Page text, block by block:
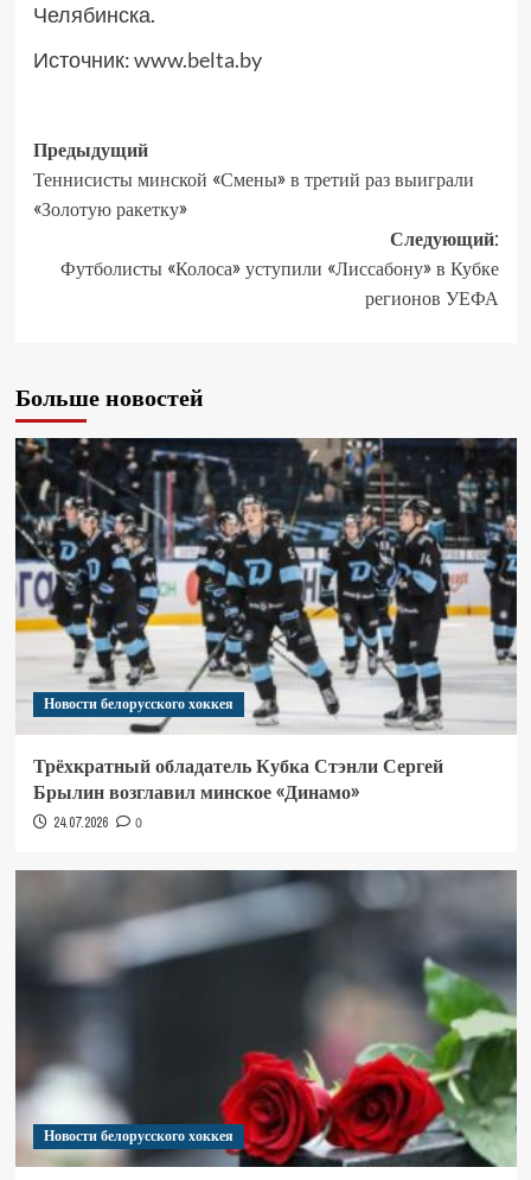
Челябинска.
Источник:www.belta.by
Предыдущий
Теннисисты минской «Смены» в третий раз выиграли
«Золотую ракетку»
Следующий:
Футболисты «Колоса» уступили «Лиссабону» в Кубке
регионов УЕФА
Больше новостей
Новости белорусского хоккея
Трёхкратный обладатель Кубка Стэнли Сергей
Брылин возглавил минское «Динамо»
24.07.2026 0
Новости белорусского хоккея